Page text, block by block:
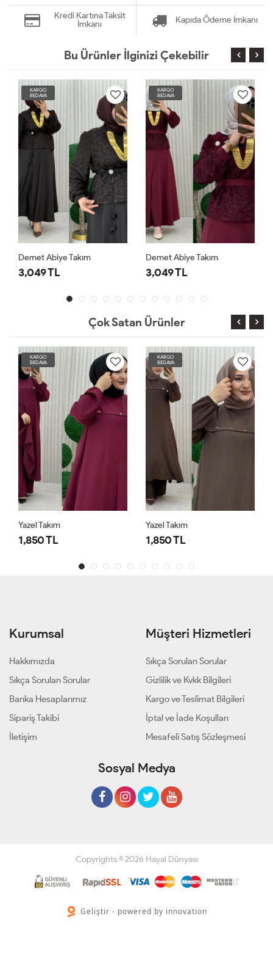
Kredi Kartına Taksit
İmkanı
Kapıda Ödeme İmkanı
Bu Ürünler İlginizi Çekebilir
KARGO
BEDAVA
Demet Abiye Takım
3,049 TL
KARGO
BEDAVA
Demet Abiye Takım
3,049 TL
Çok Satan Ürünler
KARGO
BEDAVA
Yazel Takım
1,850 TL
KARGO
BEDAVA
Yazel Takım
1,850 TL
Kurumsal
Hakkımızda
Sıkça Sorulan Sorular
Banka Hesaplarımız
Sipariş Takibi
İletişim
Müşteri Hizmetleri
Sıkça Sorulan Sorular
Gizlilik ve Kvkk Bilgileri
Kargo ve Teslimat Bilgileri
İptal ve İade Koşulları
Mesafeli Satış Sözleşmesi
Sosyal Medya
Copyrights © 2026 Hayal Dünyası
Geliştir - powered by innovation